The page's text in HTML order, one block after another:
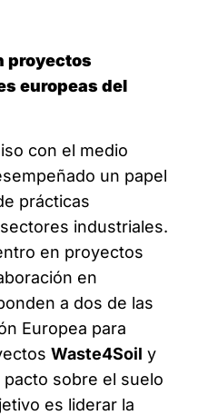
proyectos
europeas del
con el medio
un papel
prácticas
industriales.
en proyectos
en
a dos de las
Europea para
Waste4Soil y
pacto sobre el suelo
es liderar la